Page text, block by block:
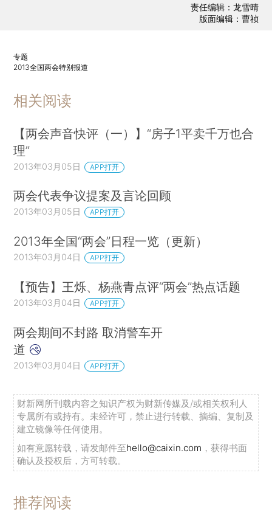
责任编辑：龙雪晴
版面编辑：曹祯
专题
2013全国两会特别报道
相关阅读
【两会声音快评（一）】“房子1平卖千万也合
理”
2013年03月05日 APP打开
两会代表争议提案及言论回顾
2013年03月05日 APP打开
2013年全国“两会”日程一览（更新）
2013年03月04日 APP打开
【预告】王烁、杨燕青点评“两会”热点话题
2013年03月04日 APP打开
两会期间不封路 取消警车开
道
2013年03月04日 APP打开
财新网所刊载内容之知识产权为财新传媒及/或相关权利人
专属所有或持有。未经许可，禁止进行转载、摘编、复制及
建立镜像等任何使用。
如有意愿转载，请发邮件至hello@caixin.com ，获得书面
确认及授权后，方可转载。
推荐阅读